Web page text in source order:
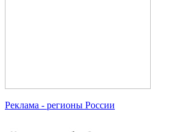
Реклама - регионы России